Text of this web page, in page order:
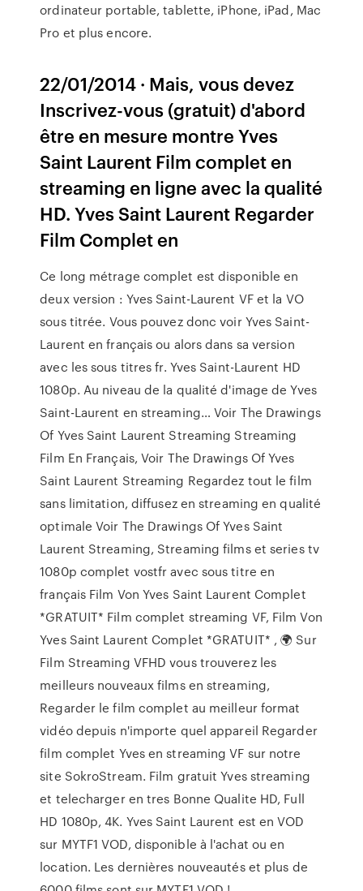
ordinateur portable, tablette, iPhone, iPad, Mac
Pro et plus encore.
22/01/2014 · Mais, vous devez
Inscrivez-vous (gratuit) d'abord
être en mesure montre Yves
Saint Laurent Film complet en
streaming en ligne avec la qualité
HD. Yves Saint Laurent Regarder
Film Complet en
Ce long métrage complet est disponible en
deux version : Yves Saint-Laurent VF et la VO
sous titrée. Vous pouvez donc voir Yves Saint-
Laurent en français ou alors dans sa version
avec les sous titres fr. Yves Saint-Laurent HD
1080p. Au niveau de la qualité d'image de Yves
Saint-Laurent en streaming… Voir The Drawings
Of Yves Saint Laurent Streaming Streaming
Film En Français, Voir The Drawings Of Yves
Saint Laurent Streaming Regardez tout le film
sans limitation, diffusez en streaming en qualité
optimale Voir The Drawings Of Yves Saint
Laurent Streaming, Streaming films et series tv
1080p complet vostfr avec sous titre en
français Film Von Yves Saint Laurent Complet
*GRATUIT* Film complet streaming VF, Film Von
Yves Saint Laurent Complet *GRATUIT* , 🌍 Sur
Film Streaming VFHD vous trouverez les
meilleurs nouveaux films en streaming,
Regarder le film complet au meilleur format
vidéo depuis n'importe quel appareil Regarder
film complet Yves en streaming VF sur notre
site SokroStream. Film gratuit Yves streaming
et telecharger en tres Bonne Qualite HD, Full
HD 1080p, 4K. Yves Saint Laurent est en VOD
sur MYTF1 VOD, disponible à l'achat ou en
location. Les dernières nouveautés et plus de